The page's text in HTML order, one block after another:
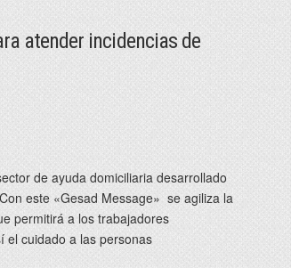
atender incidencias de
de ayuda domiciliaria desarrollado
este «Gesad Message» se agiliza la
permitirá a los trabajadores
el cuidado a las personas